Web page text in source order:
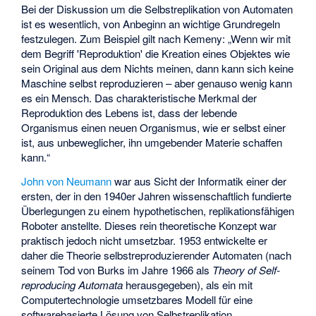
Bei der Diskussion um die Selbstreplikation von Automaten
ist es wesentlich, von Anbeginn an wichtige Grundregeln
festzulegen. Zum Beispiel gilt nach Kemeny: „Wenn wir mit
dem Begriff 'Reproduktion' die Kreation eines Objektes wie
sein Original aus dem Nichts meinen, dann kann sich keine
Maschine selbst reproduzieren – aber genauso wenig kann
es ein Mensch. Das charakteristische Merkmal der
Reproduktion des Lebens ist, dass der lebende
Organismus einen neuen Organismus, wie er selbst einer
ist, aus unbeweglicher, ihn umgebender Materie schaffen
kann.“
John von Neumannwar aus Sicht der Informatik einer der
ersten, der in den 1940er Jahren wissenschaftlich fundierte
Überlegungen zu einem hypothetischen, replikationsfähigen
Roboter anstellte. Dieses rein theoretische Konzept war
praktisch jedoch nicht umsetzbar. 1953 entwickelte er
daher die Theorie selbstreproduzierender Automaten (nach
seinem Tod von Burks im Jahre 1966 als Theory of Self-
reproducing Automata herausgegeben), als ein mit
Computertechnologie umsetzbares Modell für eine